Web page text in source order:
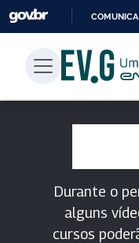
Durante o
alguns
cursos